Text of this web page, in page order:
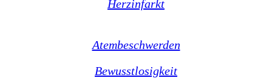
Herzinfarkt
Atembeschwerden
Bewusstlosigkeit